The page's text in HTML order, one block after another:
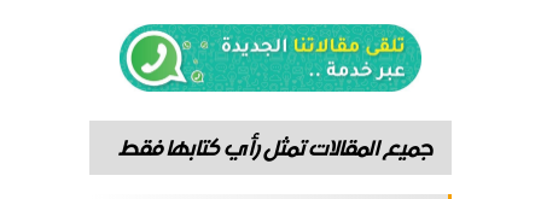
جميع المقالات تمثل رأي كتابها فقط